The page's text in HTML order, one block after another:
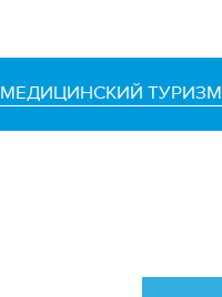
МЕДИЦИНСКИЙ ТУРИЗМ